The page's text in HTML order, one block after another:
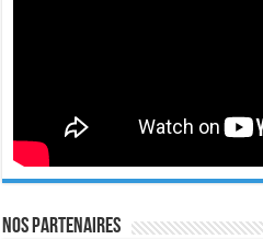
Nos Partenaires